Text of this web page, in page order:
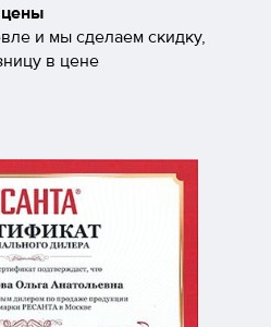
и мы сделаем скидку,
в цене